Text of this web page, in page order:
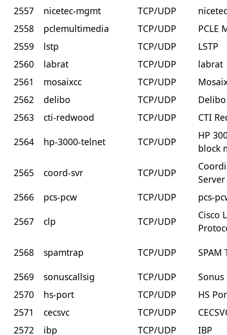
2557
nicetec-mgmt TCP/UDP
2558
pclemultimedia TCP/UDP
PCLE
2559
lstp TCP/UDP
LSTP
2560
labrat TCP/UDP
labrat
2561
mosaixcc TCP/UDP
2562
delibo TCP/UDP
Delibo
2563
cti-redwood TCP/UDP
CTI
2564
hp-3000-telnet TCP/UDP
HP
block
2565
coord-svr TCP/UDP
Server
2566
pcs-pcw TCP/UDP
pcs-
2567
clp TCP/UDP
Cisco
2568
spamtrap TCP/UDP
SPAM
2569
sonuscallsig TCP/UDP
2570
hs-port TCP/UDP
HS
2571
cecsvc TCP/UDP
2572
ibp TCP/UDP IBP